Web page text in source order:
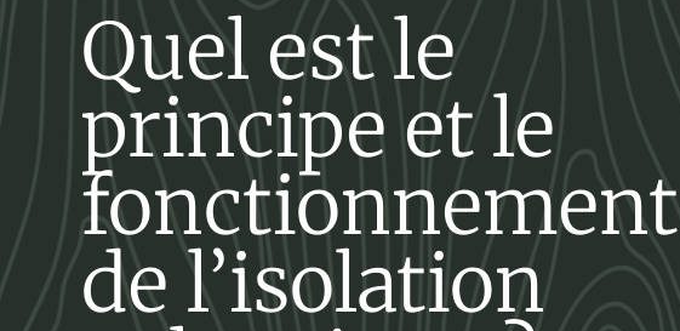
Quel est le
principe et le
fonctionnement
de l’isolation